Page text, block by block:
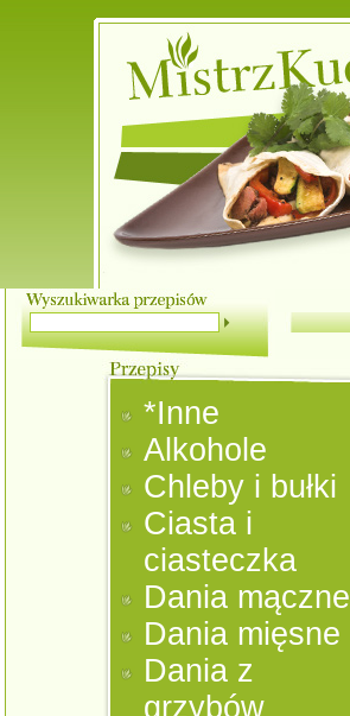
*Inne
Alkohole
Chleby i bułki
Ciasta i
ciasteczka
Dania mączne
Dania mięsne
Dania z
grzybów